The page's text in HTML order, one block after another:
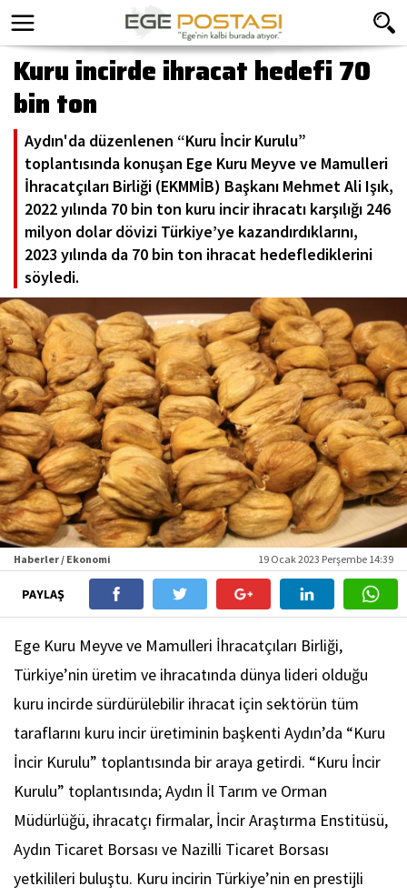
Kuru incirde ihracat hedefi 70
bin ton
Aydın'da düzenlenen “Kuru İncir Kurulu”
toplantısında konuşan Ege Kuru Meyve ve Mamulleri
İhracatçıları Birliği (EKMMİB) Başkanı Mehmet Ali Işık,
2022 yılında 70 bin ton kuru incir ihracatı karşılığı 246
milyon dolar dövizi Türkiye’ye kazandırdıklarını,
2023 yılında da 70 bin ton ihracat hedeflediklerini
söyledi.
Haberler / Ekonomi 19 Ocak 2023 Perşembe 14:39
PAYLAŞ
Ege Kuru Meyve ve Mamulleri İhracatçıları Birliği,
Türkiye’nin üretim ve ihracatında dünya lideri olduğu
kuru incirde sürdürülebilir ihracat için sektörün tüm
taraflarını kuru incir üretiminin başkenti Aydın’da “Kuru
İncir Kurulu” toplantısında bir araya getirdi. “Kuru İncir
Kurulu” toplantısında; Aydın İl Tarım ve Orman
Müdürlüğü, ihracatçı firmalar, İncir Araştırma Enstitüsü,
Aydın Ticaret Borsası ve Nazilli Ticaret Borsası
yetkilileri buluştu. Kuru incirin Türkiye’nin en prestijli